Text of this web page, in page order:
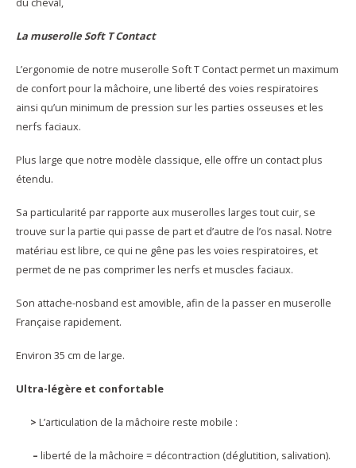
La muserolle Soft T Contact
L’ergonomie de notre muserolle Soft T Contact permet un maximum
de confort pour la mâchoire, une liberté des voies respiratoires
ainsi qu’un minimum de pression sur les parties osseuses et les
nerfs faciaux.
Plus large que notre modèle classique, elle offre un contact plus
étendu.
Sa particularité par rapporte aux muserolles larges tout cuir, se
trouve sur la partie qui passe de part et d’autre de l’os nasal. Notre
matériau est libre, ce qui ne gêne pas les voies respiratoires, et
permet de ne pas comprimer les nerfs et muscles faciaux.
Son attache-nosband est amovible, afin de la passer en muserolle
Française rapidement.
Environ 35 cm de large.
Ultra-légère et confortable
> L’articulation de la mâchoire reste mobile :
– liberté de la mâchoire = décontraction (déglutition, salivation).